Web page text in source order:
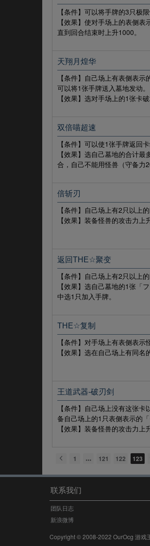
【条件】可以将手牌的3只极
【效果】使对手场上的表侧
直到回合结束时上升1000。
天翔月煌华
【条件】自己场上有表侧表
可以将1张手牌送入墓地发动。
【效果】选对手场上的1张卡破
双倍喵超速
【条件】可以使1张手牌返回
【效果】选自己墓地的合计
合，自己不能用怪兽（守备力
倍斩刃
【条件】自己场上有2只以上
【效果】装备怪兽的攻击力
返回THE☆聚变
【条件】自己场上有2只以上
【效果】选自己墓地的1张「
中选1只加入手牌。
THE☆复制
【条件】对手场上有表侧表示
【效果】选在自己场上有同
王道武器-破刃剑
【条件】自己场上没有这张
备自己场上的1只表侧表示的
【效果】装备怪兽的攻击力
1 121 122 123
联系我们
团队日志
新浪微博
Copyright © 2008-2022 OurOcg 游戏